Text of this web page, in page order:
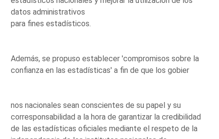
datos administrativos
para fines estadísticos.
Además, se propuso establecer 'compromisos sobre la
confianza en las estadísticas' a fin de que los gobier
nos nacionales sean conscientes de su papel y su
corresponsabilidad a la hora de garantizar la credibilidad
de las estadísticas oficiales mediante el respeto de la